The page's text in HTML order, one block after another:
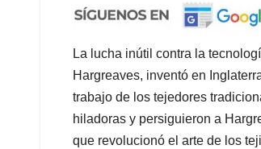
La lucha inútil contra la
Hargreaves, inventó en
trabajo de los tejedores
hiladoras y persiguieron a
que revolucionó el arte de los